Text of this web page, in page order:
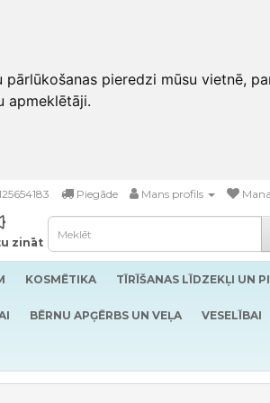
pieredzi mūsu vietnē,
apmeklētāji.
Piegāde Mans profils
zināt
KOSMĒTIKA TĪRĪŠANAS LĪDZEKĻI UN
BĒRNU APĢĒRBS UN VEĻA VESELĪBAI